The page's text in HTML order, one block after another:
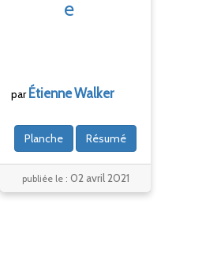
e
parÉtienneWalker
Planche Résumé
publiée le : 02 avril 2021